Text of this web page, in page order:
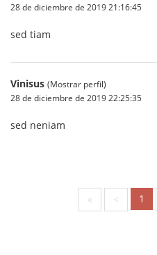
28 de diciembre de 2019 21:16:45
sed tiam
Vinisus (Mostrar perfil)
28 de diciembre de 2019 22:25:35
sed neniam
« < 1